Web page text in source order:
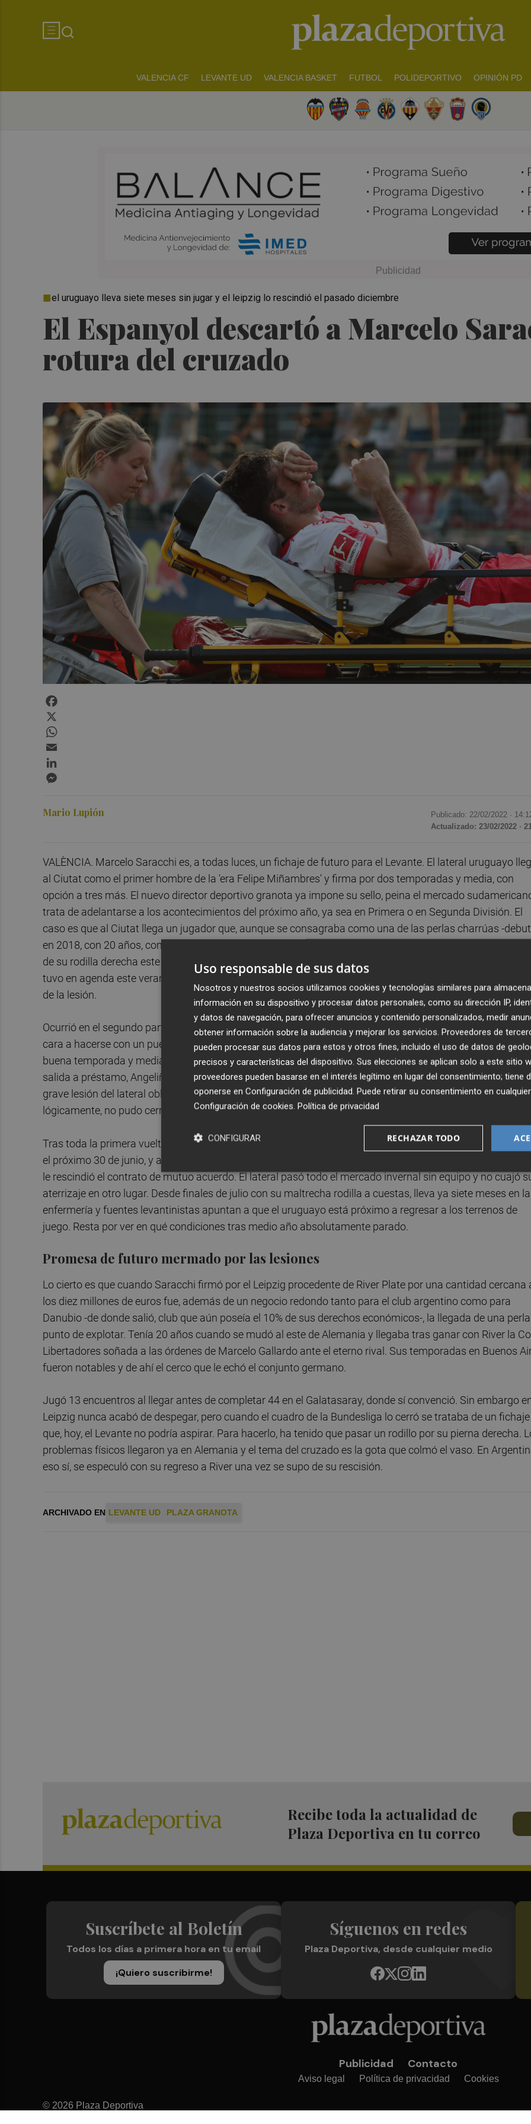
VALENCIA CF LEVANTE UD VALENCIA BASKET FUTBOL POLIDEPORTIVO OPINIÓN PD
El Espanyol descartó a Marcelo
rotura del cruzado
el uruguayo lleva siete meses sin jugar y el leipzig lo rescindió el pasado diciembre
Mario Lupión Publicado: 22/02/2022 ·
Actualizado: 23/02/2022 ·
VALÈNCIA. Marcelo Saracchi es, a todas luces, un fichaje de futuro para el Levante. El lateral uruguayo
al Ciutat como el primer hombre de la 'era Felipe Miñambres' y firma por dos temporadas y media, con
opción a tres más. El nuevo director deportivo granota ya impone su sello, peina el mercado
trata de adelantarse a los acontecimientos del próximo año, ya sea en Primera o en Segunda División. El
caso es que al Ciutat llega un jugador que, aunque se consagraba como una de las perlas charrúas -
en 2018, con 20 años, con la selección absoluta-, está tocado físicamente. Se rompió el ligamento cruzado
de su rodilla derecha este pasado julio y por ese motivo no recaló en La Liga con anterioridad. El Espanyol
tuvo en agenda este verano, incluso atado según fuentes cercanas a la operación, pero todo se truncó a
de la lesión.
Ocurrió en el segundo partido de pretemporada del Leipzig y en medio de un período estival clave para él
cara a hacerse con un puesto en el cuadro de Domenico Tedesco, entonces de Jesse Marsch ,tras cumplir
buena temporada y media cedido en el Galatasaray. El club alemán estaba por la labor de volver a darle
salida a préstamo, Angeliño siempre fue el dueño y señor de su demarcación en los Toros Rojos, pero la
grave lesión del lateral obligó a frenar cualquier operación. El parte le hacía parar de seis a ocho meses y
lógicamente, no pudo cerrar otra salida de la Bundesliga en verano.
Tras toda la primera vuelta del campeonato en el dique seco, Saracchi llegó a diciembre con contrato
el próximo 30 de junio, y a un día de ser libre de firmar por cualquier club de cara al curso viniente, el Leipzig
le rescindió el contrato de mutuo acuerdo. El lateral pasó todo el mercado invernal sin equipo y no cuajó
aterrizaje en otro lugar. Desde finales de julio con su maltrecha rodilla a cuestas, lleva ya siete meses en la
enfermería y fuentes levantinistas apuntan a que el uruguayo está próximo a regresar a los terrenos de
juego. Resta por ver en qué condiciones tras medio año absolutamente parado.
Promesa de futuro mermado por las lesiones
Lo cierto es que cuando Saracchi firmó por el Leipzig procedente de River Plate por una cantidad cercana
los diez millones de euros fue, además de un negocio redondo tanto para el club argentino como para
Danubio -de donde salió, club que aún poseía el 10% de sus derechos económicos-, la llegada de una
punto de explotar. Tenía 20 años cuando se mudó al este de Alemania y llegaba tras ganar con River la
Libertadores soñada a las órdenes de Marcelo Gallardo ante el eterno rival. Sus temporadas en Buenos
fueron notables y de ahí el cerco que le echó el conjunto germano.
Jugó 13 encuentros al llegar antes de completar 44 en el Galatasaray, donde sí convenció. Sin embargo
Leipzig nunca acabó de despegar, pero cuando el cuadro de la Bundesliga lo cerró se trataba de un fichaje
que, hoy, el Levante no podría aspirar. Para hacerlo, ha tenido que pasar un rodillo por su pierna derecha.
problemas físicos llegaron ya en Alemania y el tema del cruzado es la gota que colmó el vaso. En
eso sí, se especuló con su regreso a River una vez se supo de su rescisión.
ARCHIVADO EN LEVANTE UD PLAZA GRANOTA
Recibe toda la actualidad de
Plaza Deportiva en tu correo
Suscríbete al Boletín
Todos los días a primera hora en tu email
¡Quiero suscribirme!
Síguenos en redes
Plaza Deportiva, desde cualquier medio
Publicidad Contacto
Aviso legal Política de privacidad Cookies
© 2026 Plaza Deportiva
Uso responsable de sus datos
Nosotros y nuestros socios utilizamos cookies y tecnologías similares para
información en su dispositivo y procesar datos personales, como su dirección IP,
y datos de navegación, para ofrecer anuncios y contenido personalizados, medir
obtener información sobre la audiencia y mejorar los servicios. Proveedores de
pueden procesar sus datos para estos y otros fines, incluido el uso de datos de
precisos y características del dispositivo. Sus elecciones se aplican solo a este sitio
proveedores pueden basarse en el interés legítimo en lugar del consentimiento; tiene
oponerse en Configuración de publicidad. Puede retirar su consentimiento en
Configuración de cookies. Política de privacidad
RECHAZAR TODO
CONFIGURAR